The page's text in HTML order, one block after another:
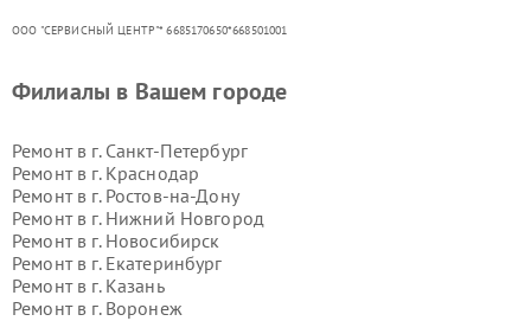
ООО "СЕРВИСНЫЙ ЦЕНТР"* 6685170650*668501001
Филиалы в Вашем городе
Ремонт в г. Санкт-Петербург
Ремонт в г. Краснодар
Ремонт в г. Ростов-на-Дону
Ремонт в г. Нижний Новгород
Ремонт в г. Новосибирск
Ремонт в г. Екатеринбург
Ремонт в г. Казань
Ремонт в г. Воронеж